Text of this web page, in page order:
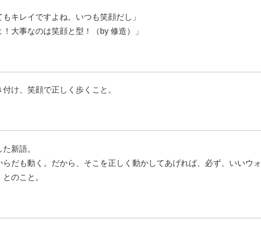
もキレイですよね。いつも笑顔だし」
！大事なのは笑顔と型！（by 修造）」
け、笑顔で正しく歩くこと。
新語。
らだも動く。だから、そこを正しく動かしてあげれば、必ず、いいウォ
のこと。